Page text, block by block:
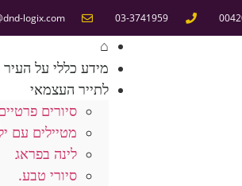
03-3741959
logix.com
⌂
מידע כללי על העיר
לתייר העצמאי
סיורים
מטיילים עם
לינה בפראג
סיורי טבע.